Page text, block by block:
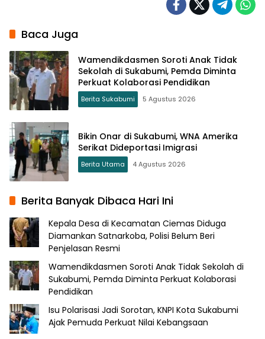
Baca Juga
Wamendikdasmen Soroti Anak Tidak
Sekolah di Sukabumi, Pemda Diminta
Perkuat Kolaborasi Pendidikan
Berita Sukabumi 5 Agustus 2026
Bikin Onar di Sukabumi, WNA Amerika
Serikat Dideportasi Imigrasi
Berita Utama 4 Agustus 2026
Berita Banyak Dibaca Hari Ini
Kepala Desa di Kecamatan Ciemas Diduga
Diamankan Satnarkoba, Polisi Belum Beri
Penjelasan Resmi
Wamendikdasmen Soroti Anak Tidak Sekolah di
Sukabumi, Pemda Diminta Perkuat Kolaborasi
Pendidikan
Isu Polarisasi Jadi Sorotan, KNPI Kota Sukabumi
Ajak Pemuda Perkuat Nilai Kebangsaan